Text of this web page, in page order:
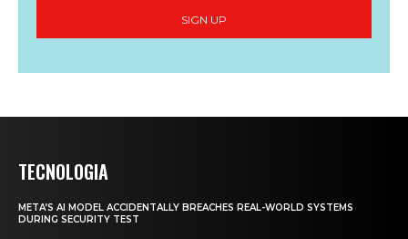
SIGN UP
TECNOLOGIA
META’S AI MODEL ACCIDENTALLY BREACHES REAL-WORLD SYSTEMS
DURING SECURITY TEST